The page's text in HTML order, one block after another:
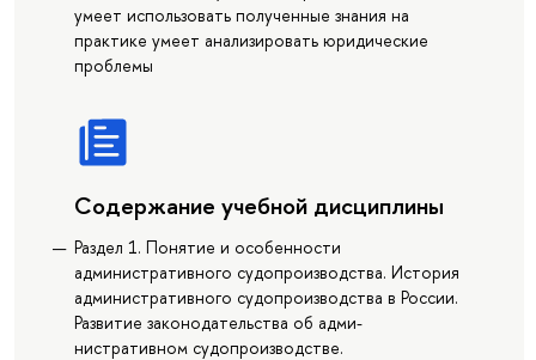
умеет использовать полученные знания на
практике умеет анализировать юридические
проблемы
Содержание учебной дисциплины
Раздел 1. Понятие и особенности
административного судопроизводства. История
административного судопроизводства в России.
Развитие законодательства об адми-
нистративном судопроизводстве.